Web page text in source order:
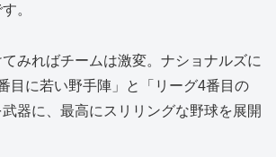
。
みればチームは激変。ナショナルズに
目に若い野手陣」と「リーグ4番目の
器に、最高にスリリングな野球を展開